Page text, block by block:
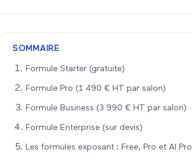
SOMMAIRE
Formule Starter (gratuite)
Formule Pro (1 490 € HT par salon)
Formule Business (3 990 € HT par salon)
Formule Enterprise (sur devis)
Les formules exposant : Free, Pro et AI Pro